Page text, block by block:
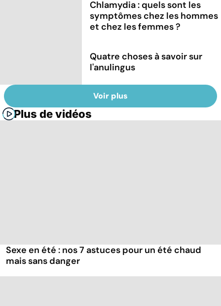
Chlamydia : quels sont les
symptômes chez les hommes
et chez les femmes ?
Quatre choses à savoir sur
l'anulingus
Voir plus
Plus de vidéos
Sexe en été : nos 7 astuces pour un été chaud
mais sans danger